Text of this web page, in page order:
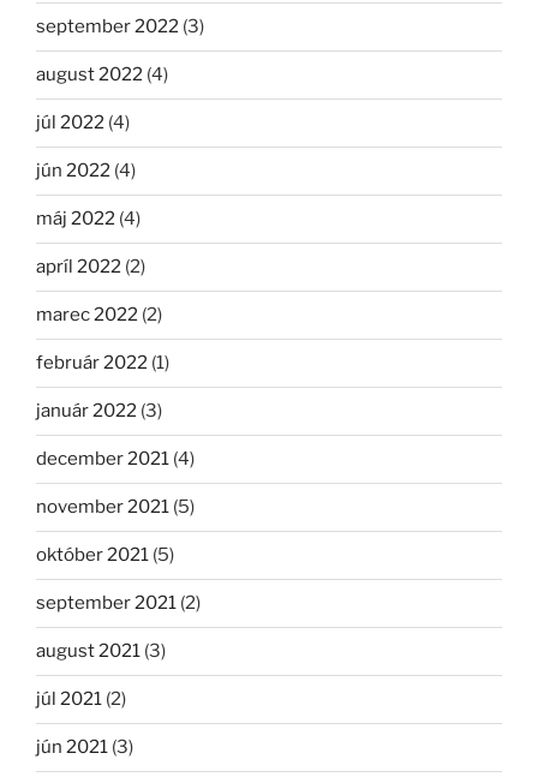
september 2022 (3)
august 2022 (4)
júl 2022 (4)
jún 2022 (4)
máj 2022 (4)
apríl 2022 (2)
marec 2022 (2)
február 2022 (1)
január 2022 (3)
december 2021 (4)
november 2021 (5)
október 2021 (5)
september 2021 (2)
august 2021 (3)
júl 2021 (2)
jún 2021 (3)